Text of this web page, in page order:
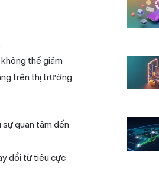
thể giảm
trên thị trường
quan tâm đến
đổi từ tiêu cực